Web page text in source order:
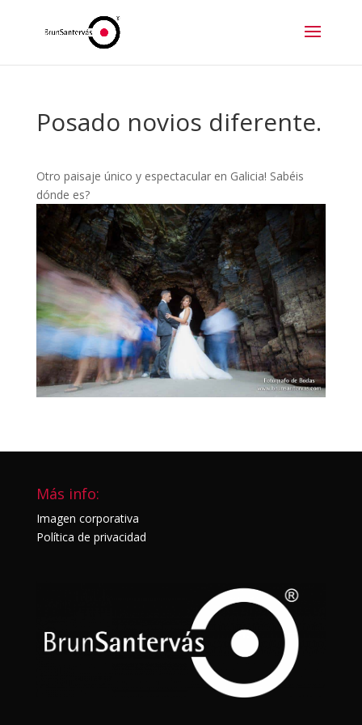
Posado novios diferente.
Otro paisaje único y espectacular en Galicia! Sabéis
dónde es?
Más info:
Imagen corporativa
Política de privacidad